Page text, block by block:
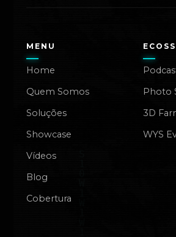
MENU
Home
Quem Somos
Soluções
Showcase
Vídeos
Blog
Cobertura
Photo
3D
WYS